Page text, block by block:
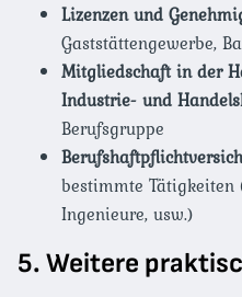
Lizenzen und
Gaststättengewerbe,
Mitgliedschaft in der
Industrie- und
Berufsgruppe
bestimmte Tätigkeiten
Ingenieure, usw.)
5. Weitere